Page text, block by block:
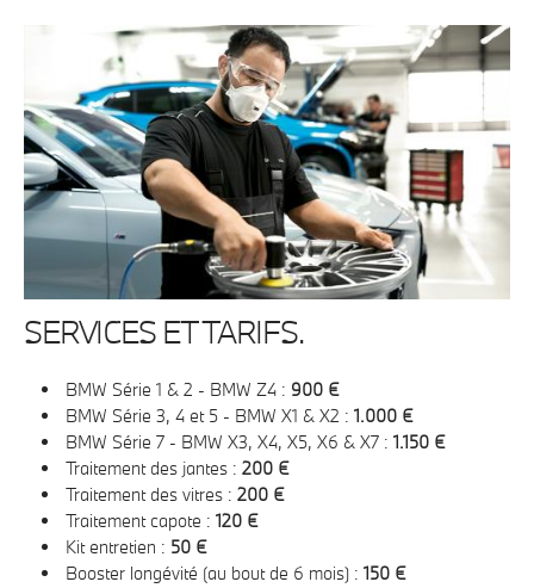
SERVICES ET TARIFS.
BMW Série 1 & 2 - BMW Z4 : 900 €
BMW Série 3, 4 et 5 - BMW X1 & X2 :1.000 €
BMW Série 7 - BMW X3, X4, X5, X6 & X7 :1.150 €
Traitement des jantes :200 €
Traitement des vitres :200 €
Traitement capote :120 €
Kit entretien : 50 €
Booster longévité (au bout de 6 mois) :150 €